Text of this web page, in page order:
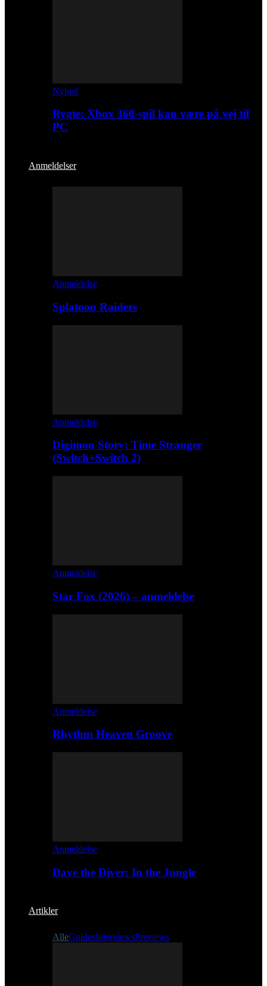
Nyhed
Rygte: Xbox 360-spil kan være på vej til
PC
Anmeldelser
Anmeldelse
Splatoon Raiders
Anmeldelse
Digimon Story: Time Stranger
(Switch+Switch 2)
Anmeldelse
Star Fox (2026) – anmeldelse
Anmeldelse
Rhythm Heaven Groove
Anmeldelse
Dave the Diver: In the Jungle
Artikler
AlleGuidesInterviewsPreviews